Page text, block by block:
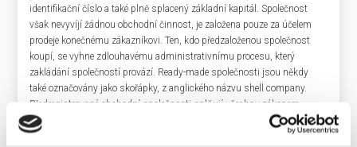
identifikační číslo a také plně splacený základní kapitál. Společnost
však nevyvíjí žádnou obchodní činnost, je založena pouze za účelem
prodeje konečnému zákazníkovi. Ten, kdo předzaloženou společnost
koupí, se vyhne zdlouhavému administrativnímu procesu, který
zakládání společností provází. Ready-made společnosti jsou někdy
také označovány jako skořápky, z anglického názvu shell company.
Předregistrované obchodní společnosti splňují všechny zákonem
stanovené podmínky (od určení předmětu podnikání a registraci k dani
z příjmu právnických osob po splacení základního kapitálu), nemají